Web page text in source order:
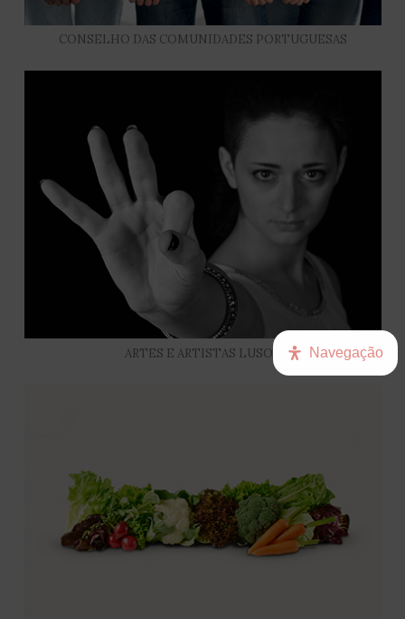
CONSELHO DAS COMUNIDADES PORTUGUESAS
ARTES E ARTISTAS LUSOS Navegação